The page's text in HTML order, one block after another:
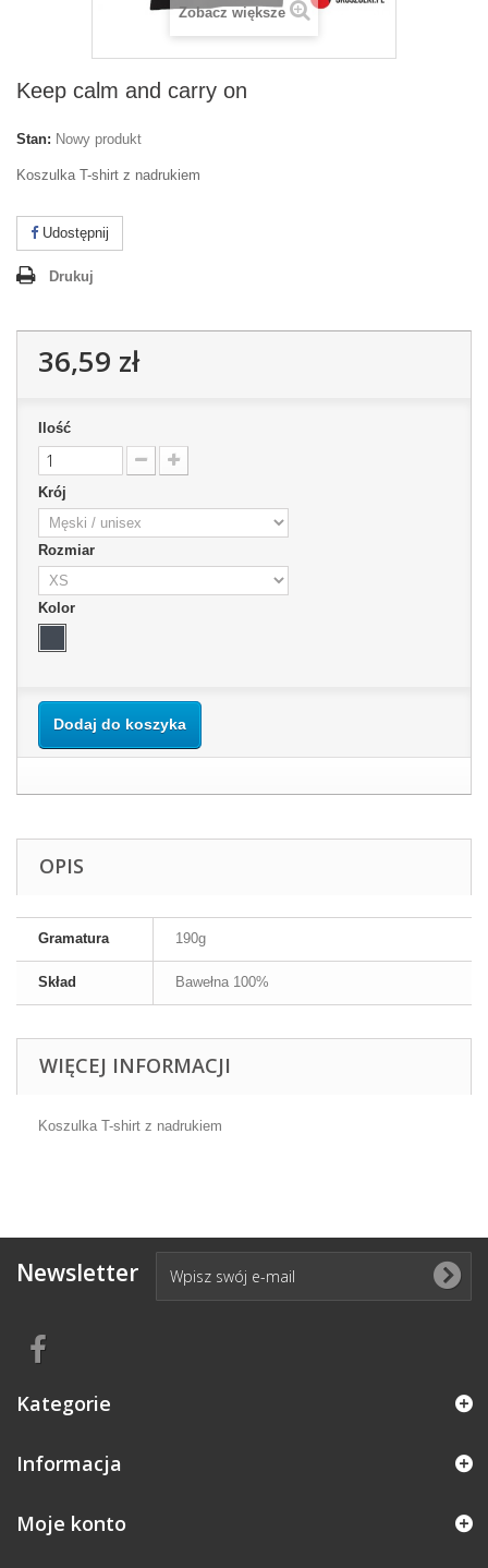
Zobacz większe
Keep calm and carry on
Stan: Nowy produkt
Koszulka T-shirt z nadrukiem
Udostępnij
Drukuj
36,59 zł
Ilość
Krój
Rozmiar
Kolor
Dodaj do koszyka
OPIS
Gramatura 190g
Skład Bawełna 100%
WIĘCEJ INFORMACJI
Koszulka T-shirt z nadrukiem
Newsletter
Kategorie
Informacja
Moje konto